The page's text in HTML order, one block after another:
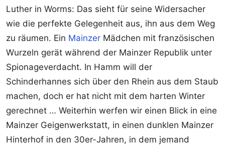
Luther in Worms: Das sieht für seine Widersacher
wie die perfekte Gelegenheit aus, ihn aus dem Weg
zu räumen. Ein Mainzer Mädchen mit französischen
Wurzeln gerät während der Mainzer Republik unter
Spionageverdacht. In Hamm will der
Schinderhannes sich über den Rhein aus dem Staub
machen, doch er hat nicht mit dem harten Winter
gerechnet … Weiterhin werfen wir einen Blick in eine
Mainzer Geigenwerkstatt, in einen dunklen Mainzer
Hinterhof in den 30er-Jahren, in dem jemand